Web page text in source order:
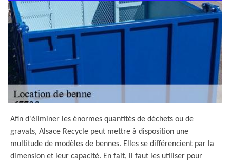
Afin d'éliminer les énormes quantités de déchets ou de
gravats, Alsace Recycle peut mettre à disposition une
multitude de modèles de bennes. Elles se différencient par la
dimension et leur capacité. En fait, il faut les utiliser pour